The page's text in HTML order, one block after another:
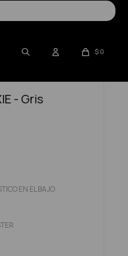
$ 0
- Gris
EN EL BAJO